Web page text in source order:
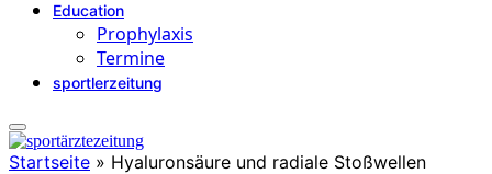
Education
Prophylaxis
Termine
sportlerzeitung
Startseite » Hyaluronsäure und radiale Stoßwellen